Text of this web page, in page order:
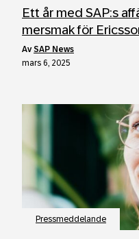
Ett år med SAP:s
mersmak för
avSAP News
mars 6, 2025
Pressmeddelande